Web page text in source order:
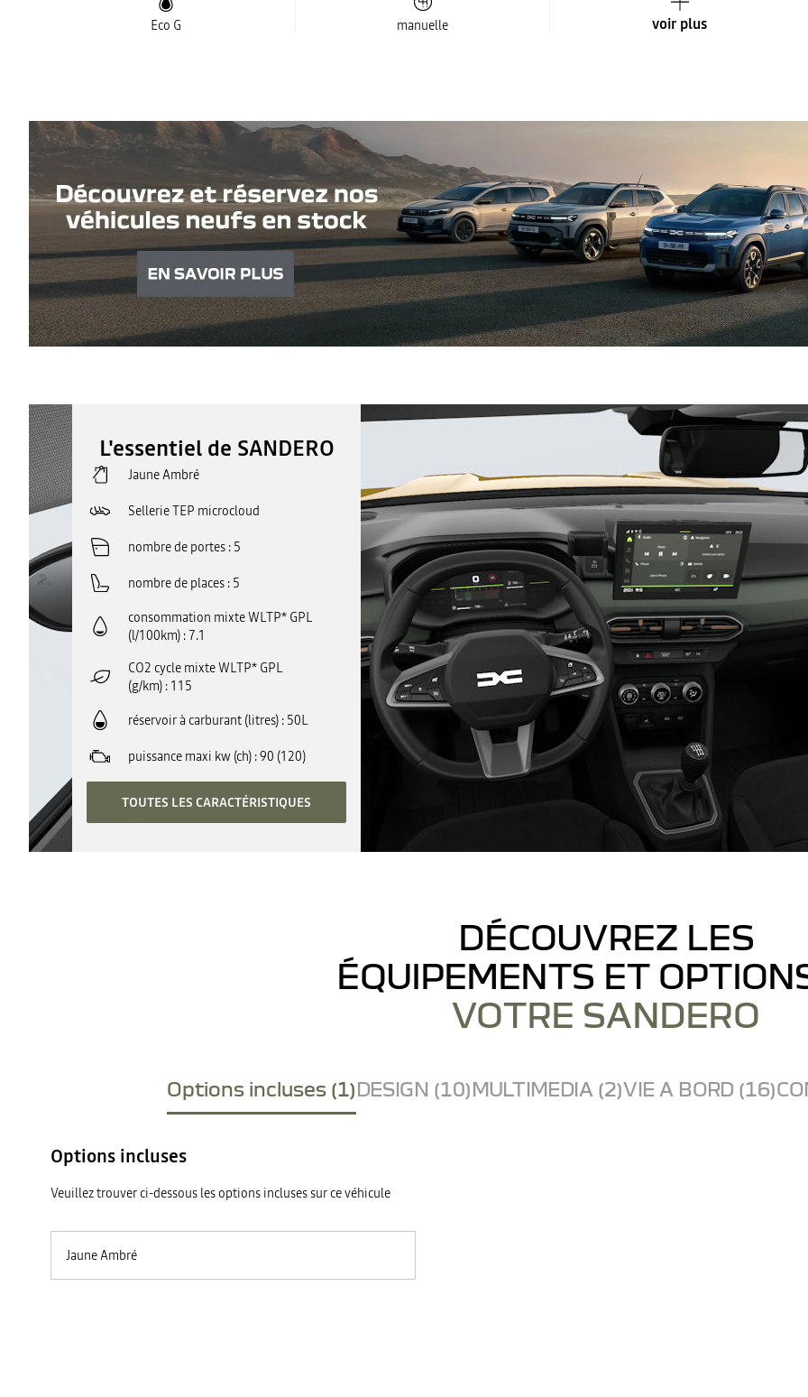
Eco G manuelle voir plus
L'essentiel de SANDERO
Jaune Ambré
Sellerie TEP microcloud
nombre de portes 5
nombre de places 5
consommation mixte WLTP* GPL
(l/100km) 7.1
CO2 cycle mixte WLTP* GPL
(g/km) 115
réservoir à carburant (litres) 50L
puissance maxi kw (ch) 90 (120)
TOUTES LES CARACTÉRISTIQUES
DÉCOUVREZ LES
ÉQUIPEMENTS ET
VOTRE SANDERO
Options incluses (1)DESIGN (10)MULTIMEDIA (2)VIE A BORD (16)
Options incluses
Veuillez trouver ci-dessous les options incluses sur ce véhicule
Jaune Ambré